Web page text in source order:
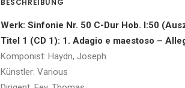
BESCHREIBUNG
Werk: Sinfonie Nr. 50 C-Dur Hob. l:50
Titel 1 (CD 1): 1. Adagio e maestoso –
Komponist: Haydn, Joseph
Künstler: Various